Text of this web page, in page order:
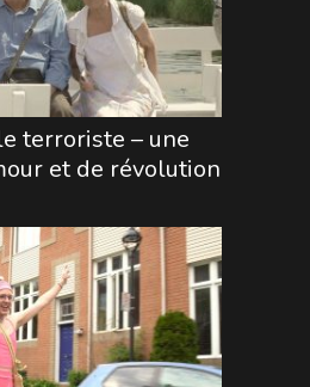
terroriste – une
et de révolution